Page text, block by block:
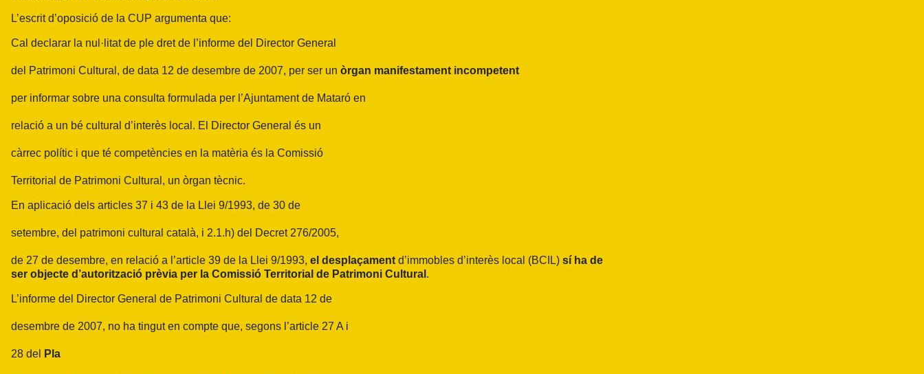
L’escrit d’oposició de la CUP argumenta que:
Cal declarar la nul·litat de ple dret de l’informe del Director General
del Patrimoni Cultural, de data 12 de desembre de 2007, per ser un òrgan manifestament incompetent
per informar sobre una consulta formulada per l’Ajuntament de Mataró en
relació a un bé cultural d’interès local. El Director General és un
càrrec polític i que té competències en la matèria és la Comissió
Territorial de Patrimoni Cultural, un òrgan tècnic.
En aplicació dels articles 37 i 43 de la Llei 9/1993, de 30 de
setembre, del patrimoni cultural català, i 2.1.h) del Decret 276/2005,
de 27 de desembre, en relació a l’article 39 de la Llei 9/1993, el desplaçament d’immobles d’interès local (BCIL) sí ha de
ser objecte d’autorització prèvia per la Comissió Territorial de Patrimoni Cultural .
L’informe del Director General de Patrimoni Cultural de data 12 de
desembre de 2007, no ha tingut en compte que, segons l’article 27 A i
28 del Pla